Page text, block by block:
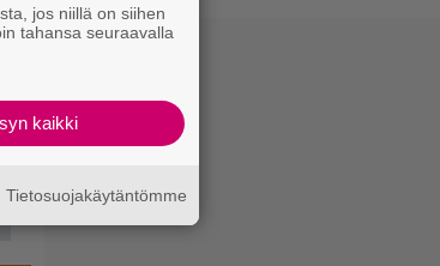
jos niillä on siihen
tahansa seuraavalla
kaikki
Tietosuojakäytäntömme